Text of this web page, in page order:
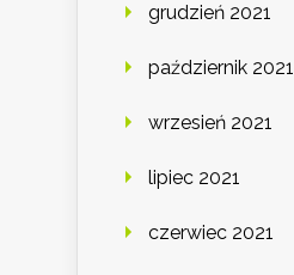
grudzień 2021
październik 2021
wrzesień 2021
lipiec 2021
czerwiec 2021